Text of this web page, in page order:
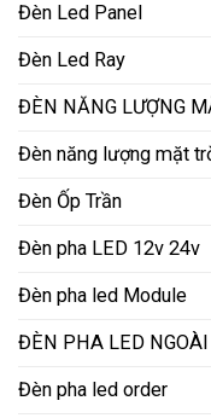
Đèn Led Panel
Đèn Led Ray
ĐÈN NĂNG LƯỢNG
Đèn năng lượng mặt
Đèn Ốp Trần
Đèn pha LED 12v 24v
Đèn pha led Module
ĐÈN PHA LED NGOÀI
Đèn pha led order